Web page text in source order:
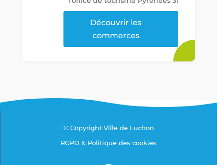
Découvrir les
commerces
© Copyright Ville de Luchon
RGPD & Politique des cookies